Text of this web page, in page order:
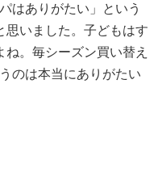
はありがたい」という
思いました。子どもはす
。毎シーズン買い替え
のは本当にありがたい